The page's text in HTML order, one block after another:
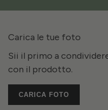
Carica le tue foto
Sii il primo a
con il prodotto.
CARICA FOTO